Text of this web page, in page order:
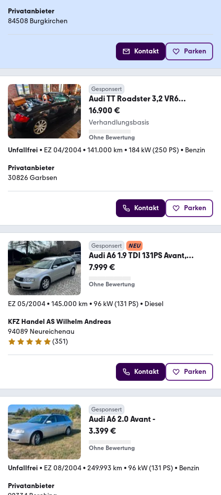
Privatanbieter
84508 Burgkirchen
Kontakt Parken
Gesponsert
Audi TT Roadster 3,2 VR6
Youngtimer Rarität
16.900 €
Verhandlungsbasis
Ohne Bewertung
Unfallfrei • EZ 04/2004• 141.000 km • 184 kW (250 PS) • Benzin
Privatanbieter
30826 Garbsen
Kontakt Parken
Gesponsert NEU
Audi A6 1.9 TDI 131PS Avant,
145tkm, Rostfrei!!!
7.999 €
Ohne Bewertung
EZ 05/2004• 145.000 km • 96 kW (131 PS) • Diesel
KFZ Handel AS Wilhelm Andreas
94089 Neureichenau
5 Sterne
(351)
Kontakt Parken
Gesponsert
Audi A6 2.0 Avant -
3.399 €
Ohne Bewertung
Unfallfrei • EZ 08/2004• 249.993 km • 96 kW (131 PS) • Benzin
Privatanbieter